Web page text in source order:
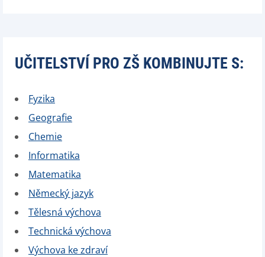
UČITELSTVÍ PRO ZŠ KOMBINUJTE S:
Fyzika
Geografie
Chemie
Informatika
Matematika
Německý jazyk
Tělesná výchova
Technická výchova
Výchova ke zdraví